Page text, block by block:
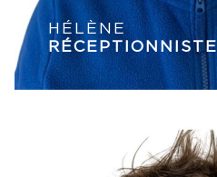
HÉLÈNE
RÉCEPTIONNISTE